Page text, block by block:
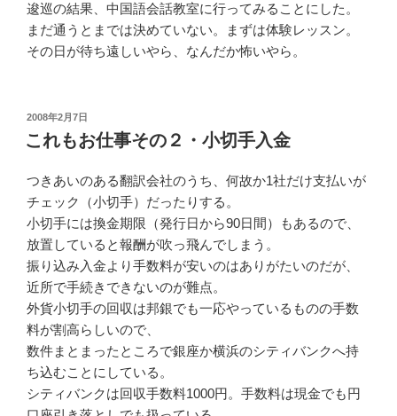
逡巡の結果、中国語会話教室に行ってみることにした。
まだ通うとまでは決めていない。まずは体験レッスン。
その日が待ち遠しいやら、なんだか怖いやら。
投
稿
日:
2008年2月7日
これもお仕事その２・小切手入金
つきあいのある翻訳会社のうち、何故か1社だけ支払いが
チェック（小切手）だったりする。
小切手には換金期限（発行日から90日間）もあるので、
放置していると報酬が吹っ飛んでしまう。
振り込み入金より手数料が安いのはありがたいのだが、
近所で手続きできないのが難点。
外貨小切手の回収は邦銀でも一応やっているものの手数
料が割高らしいので、
数件まとまったところで銀座か横浜のシティバンクへ持
ち込むことにしている。
シティバンクは回収手数料1000円。手数料は現金でも円